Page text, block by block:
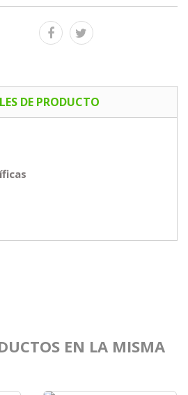
DE PRODUCTO
EN LA MISMA